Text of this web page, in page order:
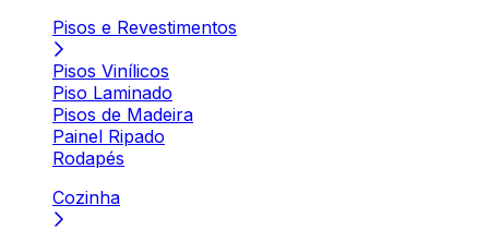
Pisos e Revestimentos
Pisos Vinílicos
Piso Laminado
Pisos de Madeira
Painel Ripado
Rodapés
Cozinha